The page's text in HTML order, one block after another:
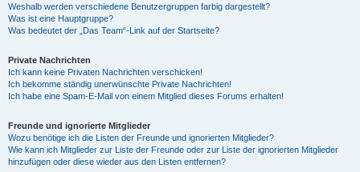
Weshalb werden verschiedene Benutzergruppen farbig dargestellt?
Was ist eine Hauptgruppe?
Was bedeutet der „Das Team“-Link auf der Startseite?
Private Nachrichten
Ich kann keine Privaten Nachrichten verschicken!
Ich bekomme ständig unerwünschte Private Nachrichten!
Ich habe eine Spam-E-Mail von einem Mitglied dieses Forums erhalten!
Freunde und ignorierte Mitglieder
Wozu benötige ich die Listen der Freunde und ignorierten Mitglieder?
Wie kann ich Mitglieder zur Liste der Freunde oder zur Liste der ignorierten Mitglieder
hinzufügen oder diese wieder aus den Listen entfernen?